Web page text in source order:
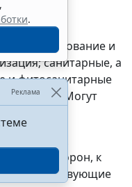
по
и
санитарные, а
и фитосанитарные
Могут
(их
сторон, к
соответствующие
.
Реклама